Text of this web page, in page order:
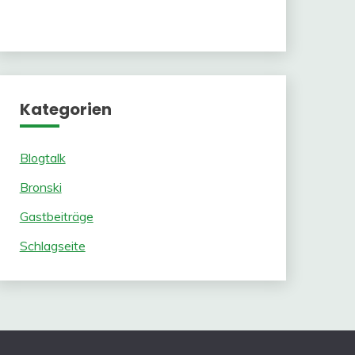
Kategorien
Blogtalk
Bronski
Gastbeiträge
Schlagseite